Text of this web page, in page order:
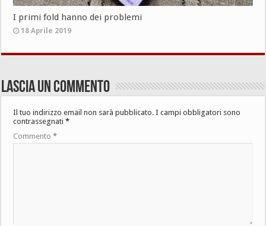
I primi fold hanno dei problemi
18 Aprile 2019
Lascia un commento
Il tuo indirizzo email non sarà pubblicato. I campi obbligatori sono
contrassegnati*
Commento*